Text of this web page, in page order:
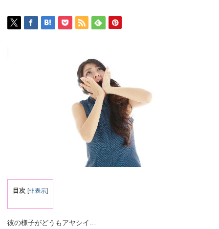
目次 [非表示]
彼の様子がどうもアヤシイ…